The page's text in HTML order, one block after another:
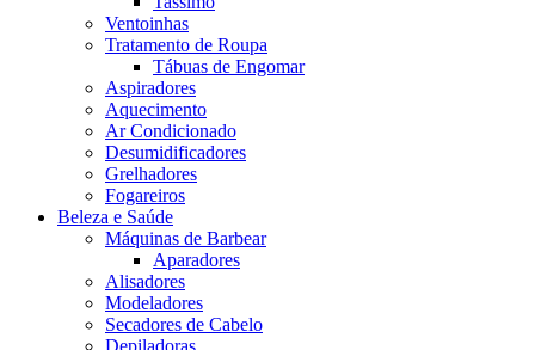
Ventoinhas
Tratamento de Roupa
Tábuas de Engomar
Aspiradores
Aquecimento
Ar Condicionado
Desumidificadores
Grelhadores
Fogareiros
Beleza e Saúde
Máquinas de Barbear
Aparadores
Alisadores
Modeladores
Secadores de Cabelo
Depiladoras